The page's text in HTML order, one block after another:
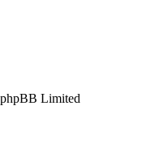
Limited